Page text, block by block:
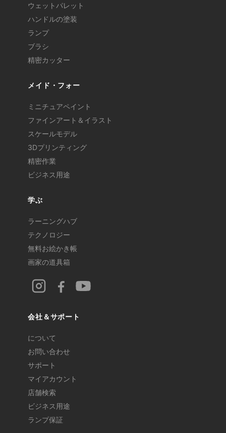
ウェットパレット
ハンドルの塗装
ランプ
ブラシ
精密カッター
メイド・フォー
ミニチュアペイント
ファインアート＆イラスト
スケールモデル
3Dプリンティング
精密作業
ビジネス用途
学ぶ
ラーニングハブ
テクノロジー
無料お絵かき帳
画家の道具箱
会社＆サポート
について
お問い合わせ
サポート
マイアカウント
店舗検索
ビジネス用途
ランプ保証